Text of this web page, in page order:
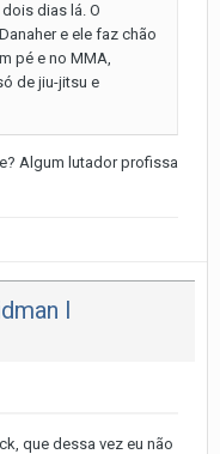
dias lá. O
e ele faz chão
pé e no MMA,
de jiu-jitsu e
Algum lutador profissa
I
que dessa vez eu não